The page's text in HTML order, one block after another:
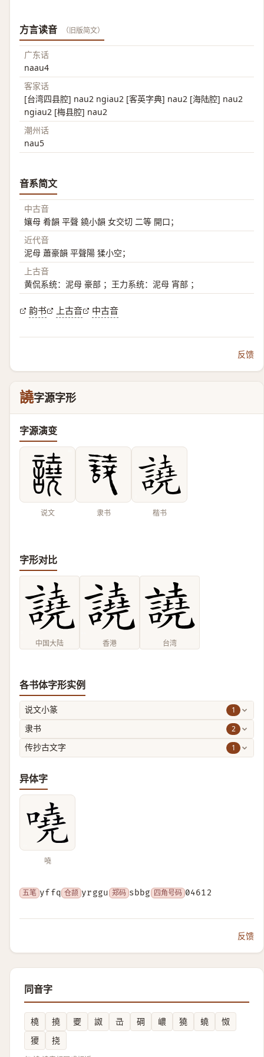
方言读音 （旧版简文）
广东话
naau4
客家话
[台湾四县腔] nau2 ngiau2 [客英字典] nau2 [海陆腔] nau2
ngiau2 [梅县腔] nau2
潮州话
nau5
音系简文
中古音
孃母 肴韻 平聲 鐃小韻 女交切 二等 開口；
近代音
泥母 蕭豪韻 平聲陽 猱小空；
上古音
黄侃系统：泥母 豪部 ；王力系统：泥母 宵部 ；
韵书 上古音 中古音
反馈
譊字源字形
字源演变
说文 隶书 楷书
字形对比
中国大陆 香港 台湾
各书体字形实例
说文小篆 1
隶书 2
传抄古文字 1
异体字
嘵
五笔 yffq 仓颉 yrggu 郑码 sbbg 四角号码 04612
反馈
同音字
橈 撓 夒 詉 㞪 碙 嶩 獟 蟯
怓
獿
挠